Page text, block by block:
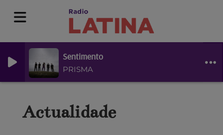
Sentimento
PRISMA
Actualidade